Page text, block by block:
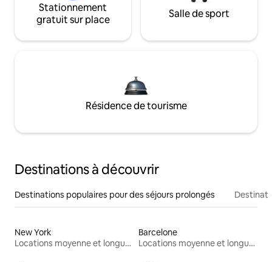
Stationnement
gratuit sur place
Salle de sport
Résidence de tourisme
Destinations à découvrir
Destinations populaires pour des séjours prolongés
New York
Locations moyenne et longue durée
Barcelone
Locations moyenne et longue durée